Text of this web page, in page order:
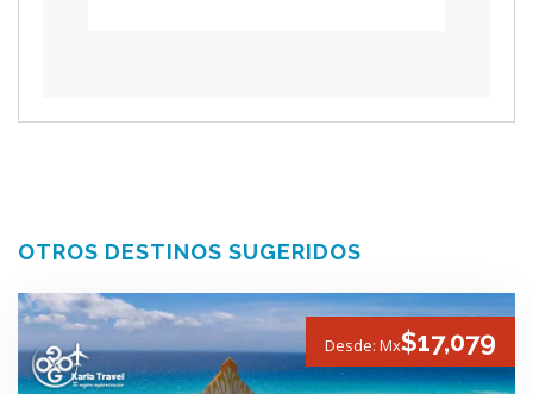
OTROS DESTINOS SUGERIDOS
Desde: Mx$17,079